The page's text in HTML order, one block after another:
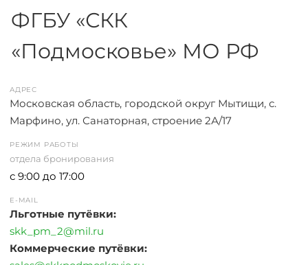
ФГБУ «СКК
«Подмосковье» МО РФ
АДРЕС
Московская область, городской округ Мытищи, с.
Марфино, ул. Санаторная, строение 2А/17
РЕЖИМ РАБОТЫ
отдела бронирования
с 9:00 до 17:00
E-MAIL
Льготные путёвки:
skk_pm_2@mil.ru
Коммерческие путёвки: